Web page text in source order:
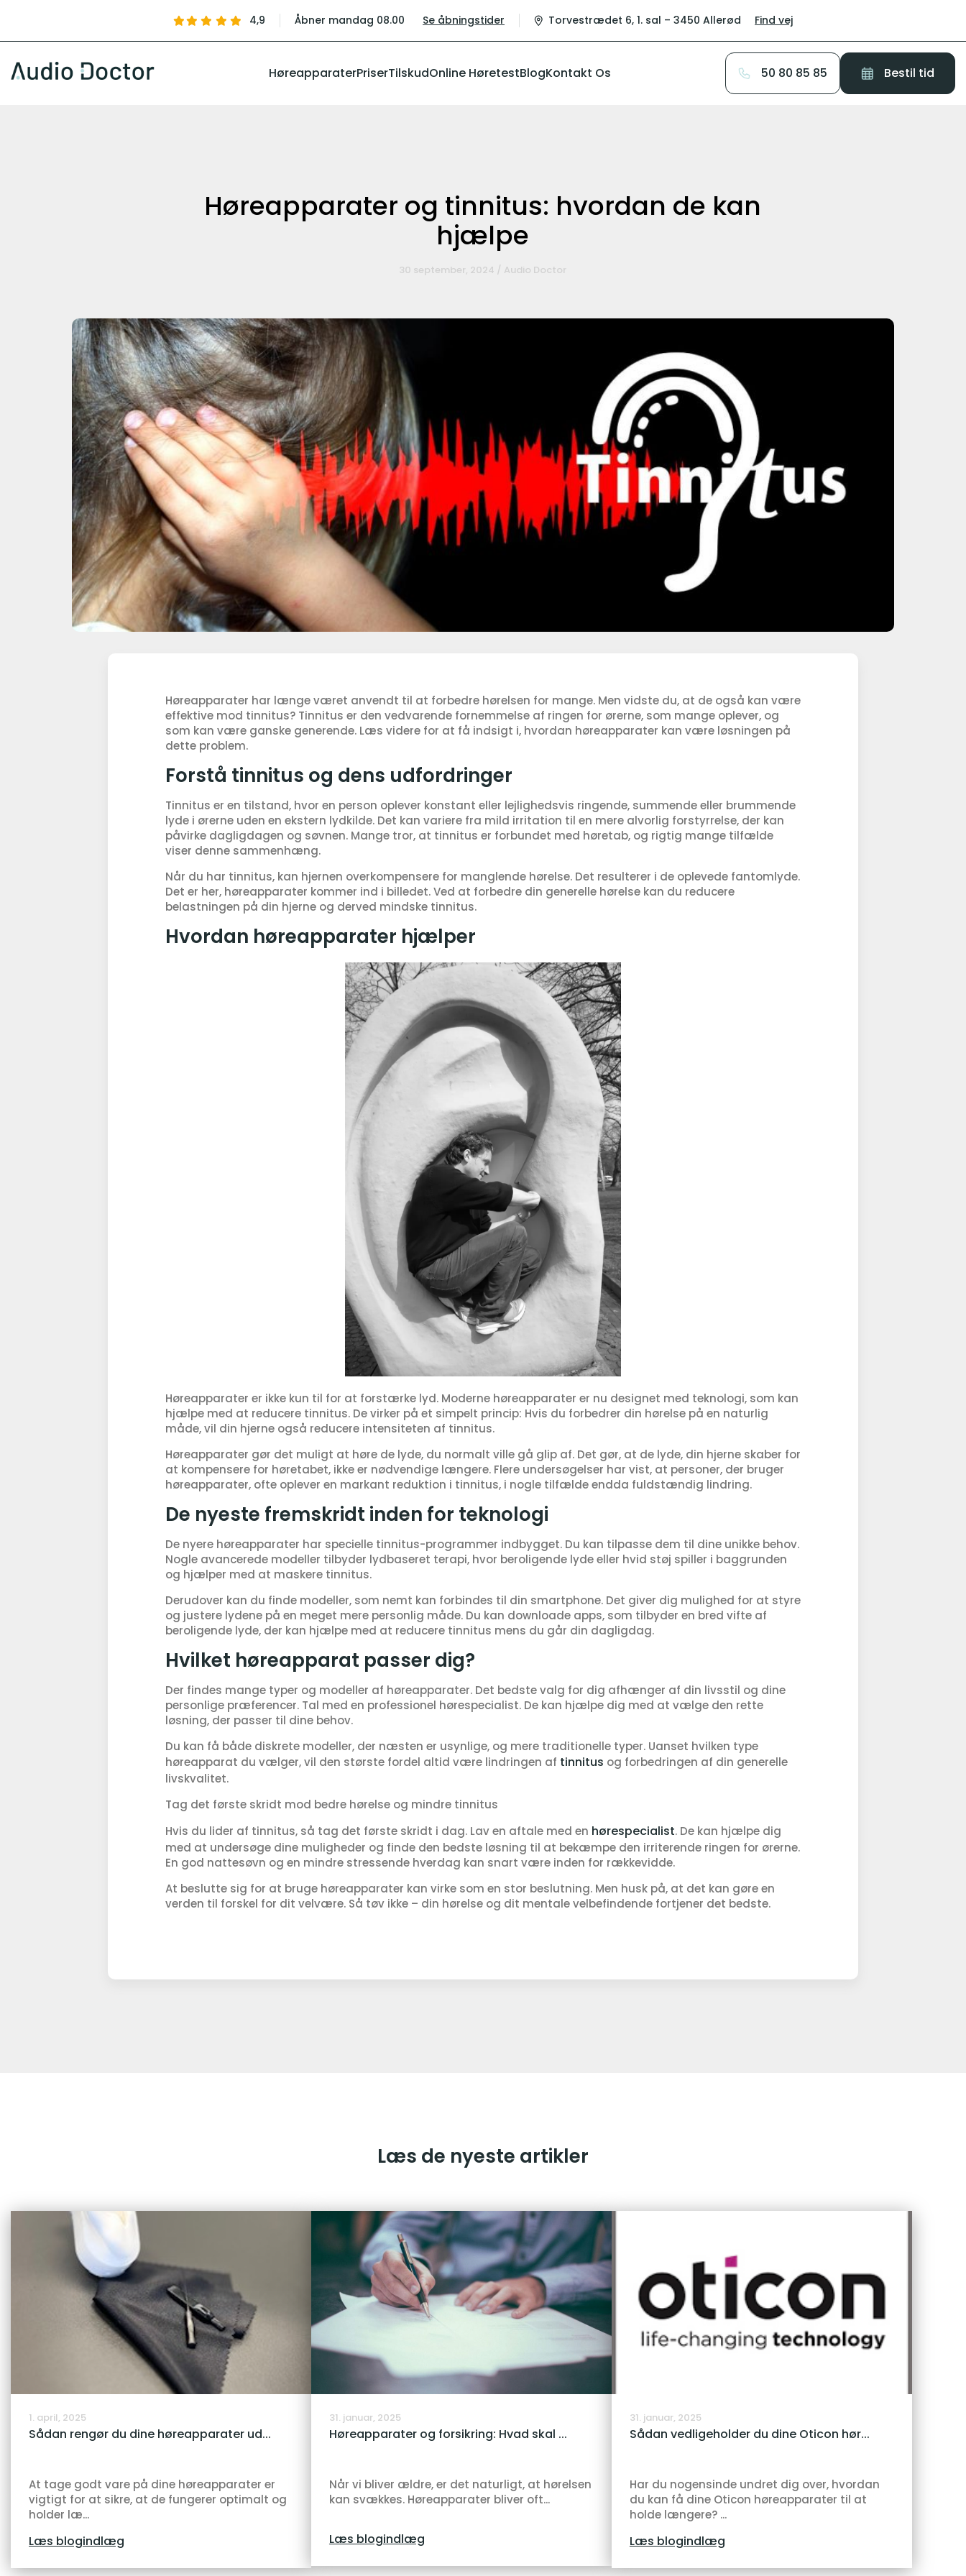
4,9 Åbner mandag 08.00 Se åbningstider Torvestrædet 6, 1. sal – 3450 Allerød Find vej
HøreapparaterPriserTilskudOnline HøretestBlogKontakt Os 50 80 85 85 Bestil tid
Høreapparater og tinnitus: hvordan de kan
hjælpe
30 september, 2024 / Audio Doctor
Høreapparater har længe været anvendt til at forbedre hørelsen for mange. Men vidste du, at de også kan være
effektive mod tinnitus? Tinnitus er den vedvarende fornemmelse af ringen for ørerne, som mange oplever, og
som kan være ganske generende. Læs videre for at få indsigt i, hvordan høreapparater kan være løsningen på
dette problem.
Forstå tinnitus og dens udfordringer
Tinnitus er en tilstand, hvor en person oplever konstant eller lejlighedsvis ringende, summende eller brummende
lyde i ørerne uden en ekstern lydkilde. Det kan variere fra mild irritation til en mere alvorlig forstyrrelse, der kan
påvirke dagligdagen og søvnen. Mange tror, at tinnitus er forbundet med høretab, og rigtig mange tilfælde
viser denne sammenhæng.
Når du har tinnitus, kan hjernen overkompensere for manglende hørelse. Det resulterer i de oplevede fantomlyde.
Det er her, høreapparater kommer ind i billedet. Ved at forbedre din generelle hørelse kan du reducere
belastningen på din hjerne og derved mindske tinnitus.
Hvordan høreapparater hjælper
Høreapparater er ikke kun til for at forstærke lyd. Moderne høreapparater er nu designet med teknologi, som kan
hjælpe med at reducere tinnitus. De virker på et simpelt princip: Hvis du forbedrer din hørelse på en naturlig
måde, vil din hjerne også reducere intensiteten af tinnitus.
Høreapparater gør det muligt at høre de lyde, du normalt ville gå glip af. Det gør, at de lyde, din hjerne skaber for
at kompensere for høretabet, ikke er nødvendige længere. Flere undersøgelser har vist, at personer, der bruger
høreapparater, ofte oplever en markant reduktion i tinnitus, i nogle tilfælde endda fuldstændig lindring.
De nyeste fremskridt inden for teknologi
De nyere høreapparater har specielle tinnitus-programmer indbygget. Du kan tilpasse dem til dine unikke behov.
Nogle avancerede modeller tilbyder lydbaseret terapi, hvor beroligende lyde eller hvid støj spiller i baggrunden
og hjælper med at maskere tinnitus.
Derudover kan du finde modeller, som nemt kan forbindes til din smartphone. Det giver dig mulighed for at styre
og justere lydene på en meget mere personlig måde. Du kan downloade apps, som tilbyder en bred vifte af
beroligende lyde, der kan hjælpe med at reducere tinnitus mens du går din dagligdag.
Hvilket høreapparat passer dig?
Der findes mange typer og modeller af høreapparater. Det bedste valg for dig afhænger af din livsstil og dine
personlige præferencer. Tal med en professionel hørespecialist. De kan hjælpe dig med at vælge den rette
løsning, der passer til dine behov.
Du kan få både diskrete modeller, der næsten er usynlige, og mere traditionelle typer. Uanset hvilken type
høreapparat du vælger, vil den største fordel altid være lindringen af tinnitus og forbedringen af din generelle
livskvalitet.
Tag det første skridt mod bedre hørelse og mindre tinnitus
Hvis du lider af tinnitus, så tag det første skridt i dag. Lav en aftale med en hørespecialist. De kan hjælpe dig
med at undersøge dine muligheder og finde den bedste løsning til at bekæmpe den irriterende ringen for ørerne.
En god nattesøvn og en mindre stressende hverdag kan snart være inden for rækkevidde.
At beslutte sig for at bruge høreapparater kan virke som en stor beslutning. Men husk på, at det kan gøre en
verden til forskel for dit velvære. Så tøv ikke – din hørelse og dit mentale velbefindende fortjener det bedste.
Læs de nyeste artikler
1. april, 2025
Sådan rengør du dine høreapparater ud...
At tage godt vare på dine høreapparater er
vigtigt for at sikre, at de fungerer optimalt og
holder læ...
Læs blogindlæg
31. januar, 2025
Høreapparater og forsikring: Hvad skal ...
Når vi bliver ældre, er det naturligt, at hørelsen
kan svækkes. Høreapparater bliver oft...
Læs blogindlæg
31. januar, 2025
Sådan vedligeholder du dine Oticon hør...
Har du nogensinde undret dig over, hvordan
du kan få dine Oticon høreapparater til at
holde længere? ...
Læs blogindlæg